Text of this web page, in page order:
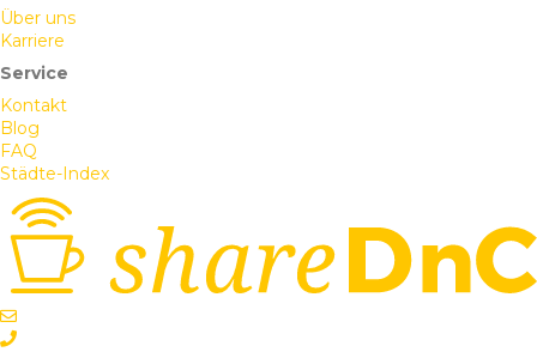
Über uns
Karriere
Service
Kontakt
Blog
FAQ
Städte-Index